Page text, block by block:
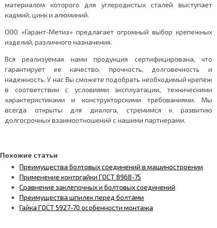
материалом которого для углеродистых сталей выступает
кадмий, цинк и алюминий.
ООО «Гарант-Метиз» предлагает огромный выбор крепежных
изделий, различного назначения.
Вся реализуемая нами продукция сертифицирована, что
гарантирует ее качество, прочность, долговечность и
надежность. У нас Вы сможете подобрать необходимый крепеж
в соответствии с условиями эксплуатации, техническими
характеристиками и конструкторскими требованиями. Мы
всегда открыты для диалога, стремимся к развитию
долгосрочных взаимоотношений с нашими партнерами.
Похожие статьи
Преимущества болтовых соединений в машиностроении
Применение контргайки ГОСТ 8968-75
Сравнение заклепочных и болтовых соединений
Преимущества шпилек перед болтами
Гайка ГОСТ 5927-70 особенности монтажа